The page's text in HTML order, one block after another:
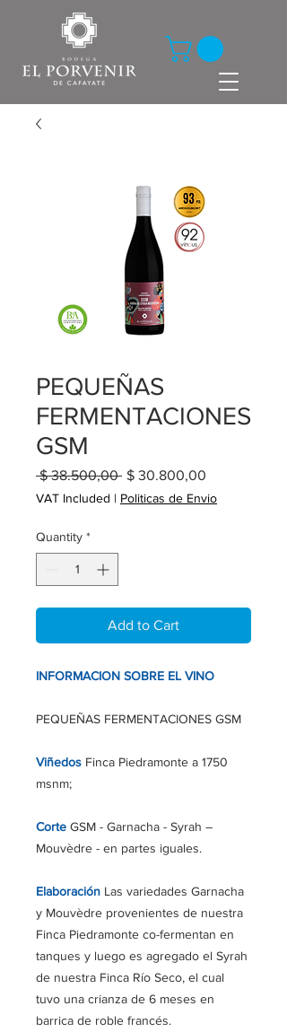
PEQUEÑAS
FERMENTACIONES
GSM
$ 38.500,00 Regular
$ 30.800,00
VAT Included | Politicas de Envio
Quantity *
Add to Cart
INFORMACION SOBRE EL VINO
PEQUEÑAS FERMENTACIONES GSM
Viñedos Finca Piedramonte a 1750
msnm;
Corte GSM - Garnacha - Syrah –
Mouvèdre - en partes iguales.
Elaboración Las variedades Garnacha
y Mouvèdre provenientes de nuestra
Finca Piedramonte co-fermentan en
tanques y luego es agregado el Syrah
de nuestra Finca Río Seco, el cual
tuvo una crianza de 6 meses en
barrica de roble francés.